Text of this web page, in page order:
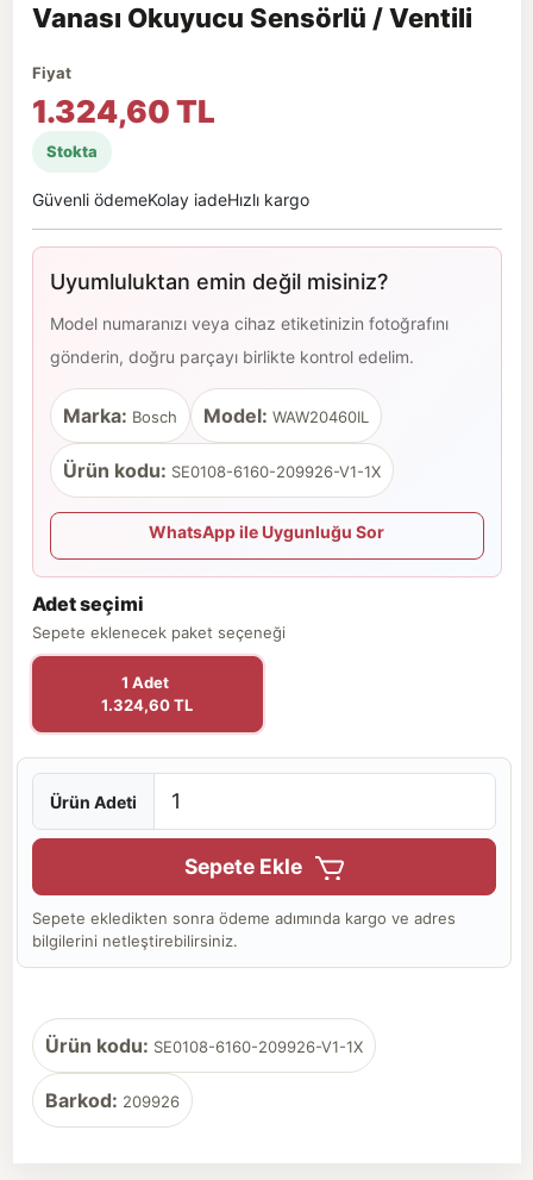
Vanası Okuyucu Sensörlü / Ventili
Fiyat
1.324,60 TL
Stokta
Güvenli ödemeKolay iadeHızlı kargo
Uyumluluktan emin değil misiniz?
Model numaranızı veya cihaz etiketinizin fotoğrafını
gönderin, doğru parçayı birlikte kontrol edelim.
Marka: Bosch Model: WAW20460IL
Ürün kodu: SE0108-6160-209926-V1-1X
WhatsApp ile Uygunluğu Sor
Adet seçimi
Sepete eklenecek paket seçeneği
1 Adet
1.324,60 TL
Ürün Adeti
Sepete Ekle
Sepete ekledikten sonra ödeme adımında kargo ve adres
bilgilerini netleştirebilirsiniz.
Ürün kodu: SE0108-6160-209926-V1-1X
Barkod: 209926